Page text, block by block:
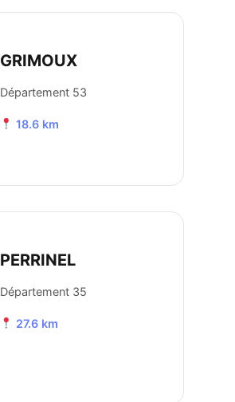
GRIMOUX
Département 53
18.6 km
PERRINEL
Département 35
27.6 km